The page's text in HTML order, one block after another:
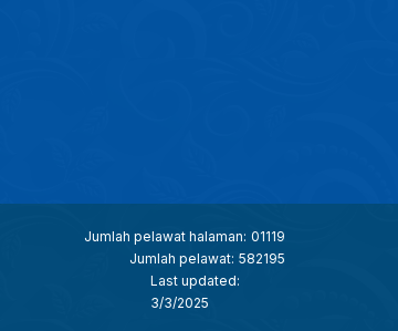
Jumlah pelawat halaman: 01119
Jumlah pelawat: 582195
Last updated:
3/3/2025